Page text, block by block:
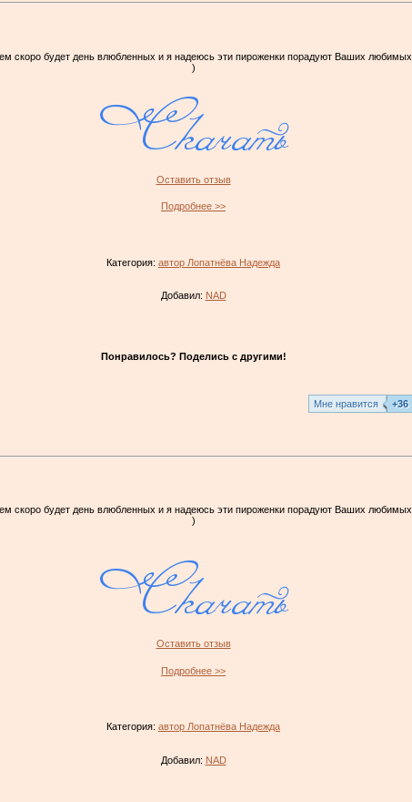
скоро будет день влюбленных и я надеюсь эти пироженки порадуют Ваших любимых
)
Оставить отзыв
Подробнее >>
Категория: автор Лопатнёва Надежда
Добавил: NAD
Понравилось? Поделись с другими!
Mне нравится +36
скоро будет день влюбленных и я надеюсь эти пироженки порадуют Ваших любимых
)
Оставить отзыв
Подробнее >>
Категория: автор Лопатнёва Надежда
Добавил: NAD